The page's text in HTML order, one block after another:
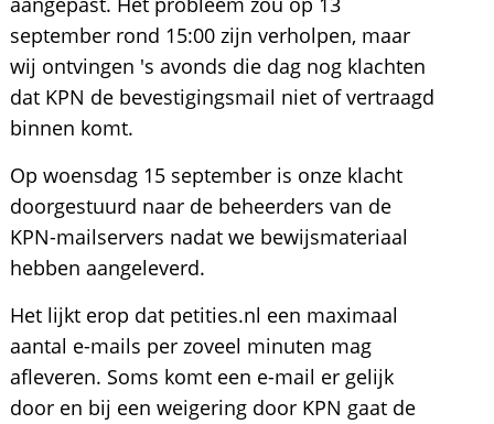
september rond 15:00 zijn verholpen, maar
wij ontvingen 's avonds die dag nog klachten
dat KPN de bevestigingsmail niet of vertraagd
binnen komt.
Op woensdag 15 september is onze klacht
doorgestuurd naar de beheerders van de
KPN-mailservers nadat we bewijsmateriaal
hebben aangeleverd.
Het lijkt erop dat petities.nl een maximaal
aantal e-mails per zoveel minuten mag
afleveren. Soms komt een e-mail er gelijk
door en bij een weigering door KPN gaat de